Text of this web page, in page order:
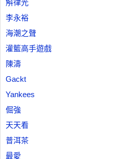
斛律光
李永裕
海潮之聲
灌籃高手遊戲
陳濤
Gackt
Yankees
倔強
天天看
普洱茶
最愛